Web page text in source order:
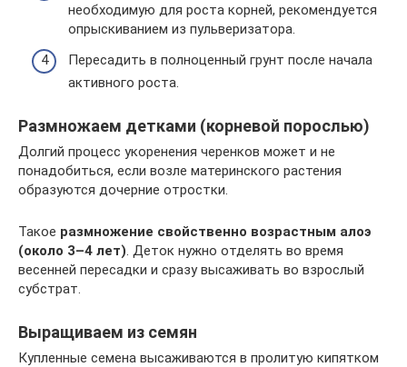
необходимую для роста корней, рекомендуется
опрыскиванием из пульверизатора.
Пересадить в полноценный грунт после начала
активного роста.
Размножаем детками (корневой порослью)
Долгий процесс укоренения черенков может и не
понадобиться, если возле материнского растения
образуются дочерние отростки.
Такое размножение свойственно возрастным алоэ
(около 3–4 лет) . Деток нужно отделять во время
весенней пересадки и сразу высаживать во взрослый
субстрат.
Выращиваем из семян
Купленные семена высаживаются в пролитую кипятком